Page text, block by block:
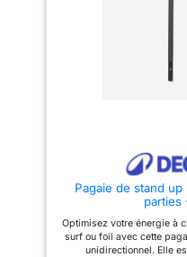
transport - Tissu principal:
Pagaie de stand
parties
Optimisez votre énergie à
surf ou foil avec cette
unidirectionnel. Elle